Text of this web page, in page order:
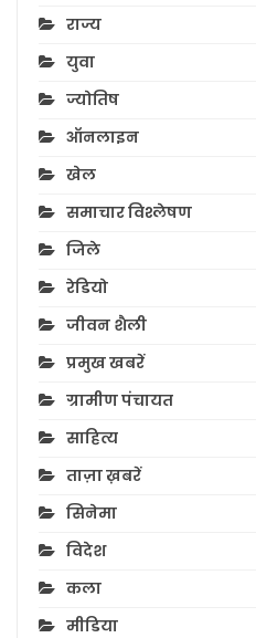
राज्य
युवा
ज्योतिष
ऑनलाइन
खेल
समाचार विश्लेषण
जिले
रेडियो
जीवन शैली
प्रमुख खबरें
ग्रामीण पंचायत
साहित्य
ताज़ा ख़बरें
सिनेमा
विदेश
कला
मीडिया